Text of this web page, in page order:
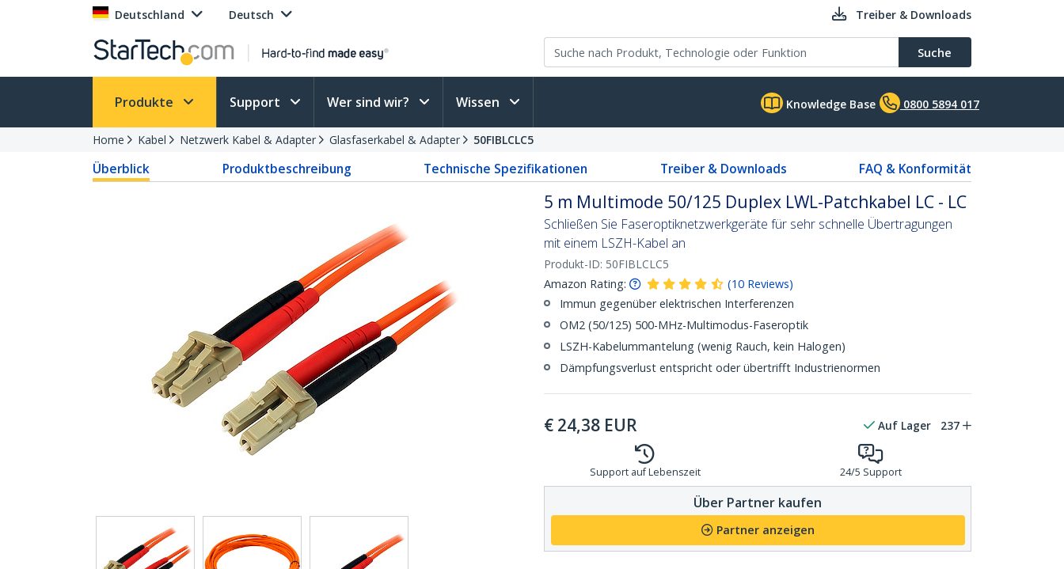
Deutschland Deutsch Treiber & Downloads
Suche
Produkte Support Wer sind wir? Wissen Knowledge Base 0800 5894 017
Home Kabel Netzwerk Kabel & Adapter Glasfaserkabel & Adapter 50FIBLCLC5
Überblick Produktbeschreibung Technische Spezifikationen Treiber & Downloads FAQ & Konformität
5 m Multimode 50/125 Duplex LWL-Patchkabel LC - LC
Schließen Sie Faseroptiknetzwerkgeräte für sehr schnelle Übertragungen
mit einem LSZH-Kabel an
Produkt-ID: 50FIBLCLC5
Amazon Rating:
(10 Reviews)
Immun gegenüber elektrischen Interferenzen
OM2 (50/125) 500-MHz-Multimodus-Faseroptik
LSZH-Kabelummantelung (wenig Rauch, kein Halogen)
Dämpfungsverlust entspricht oder übertrifft Industrienormen
€ 24,38 EUR Auf Lager 237
Support auf Lebenszeit 24/5 Support
Über Partner kaufen
Partner anzeigen